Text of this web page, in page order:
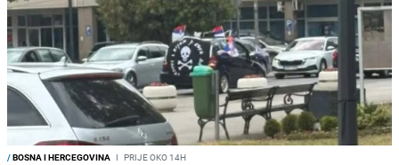
/BOSNA I HERCEGOVINA I PRIJE OKO 14H